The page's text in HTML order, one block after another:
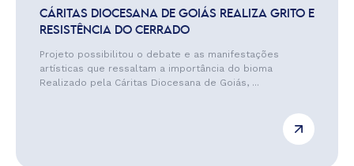
CÁRITAS DIOCESANA DE GOIÁS REALIZA GRITO E
RESISTÊNCIA DO CERRADO
Projeto possibilitou o debate e as manifestações
artísticas que ressaltam a importância do bioma
Realizado pela Cáritas Diocesana de Goiás, ...